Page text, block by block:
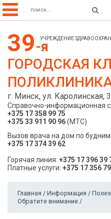
39-я
УЧРЕЖДЕНИЕ
ГОРОДСКАЯ
г. Минск, ул. Каролинская, 3
Справочно-информационная
+375 17 358 99 75
+375 33 911 90 96(МТС)
Вызов врача на дом по
+375 17 374 39 62
Горячая линия: +375 17 396 39
Платные услуги: +375 17 356
Главная / Информация /
Обратите внимание /